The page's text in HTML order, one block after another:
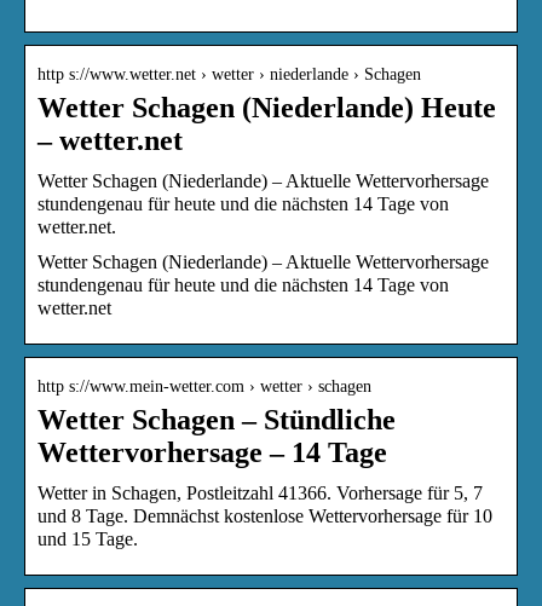
http s://www.wetter.net › wetter › niederlande › Schagen
Wetter Schagen (Niederlande) Heute
– wetter.net
Wetter Schagen (Niederlande) – Aktuelle Wettervorhersage
stundengenau für heute und die nächsten 14 Tage von
wetter.net.
Wetter Schagen (Niederlande) – Aktuelle Wettervorhersage
stundengenau für heute und die nächsten 14 Tage von
wetter.net
http s://www.mein-wetter.com › wetter › schagen
Wetter Schagen – Stündliche
Wettervorhersage – 14 Tage
Wetter in Schagen, Postleitzahl 41366. Vorhersage für 5, 7
und 8 Tage. Demnächst kostenlose Wettervorhersage für 10
und 15 Tage.